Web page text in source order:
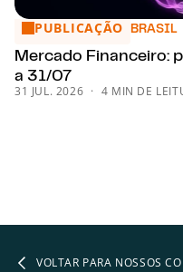
Mercado Financeiro:
PUBLICAÇÃO BRASIL
Mercado Financeiro:
a 31/07
31 JUL. 2026 4 MIN DE
VOLTAR PARA NOSSOS